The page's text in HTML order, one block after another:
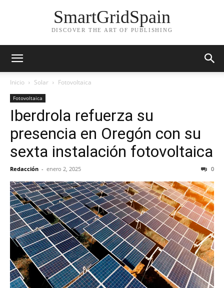
SmartGridSpain
DISCOVER THE ART OF PUBLISHING
Inicio Solar Fotovoltaica
Fotovoltaica
Iberdrola refuerza su
presencia en Oregón con su
sexta instalación fotovoltaica
Redacción - enero 2, 2025 0